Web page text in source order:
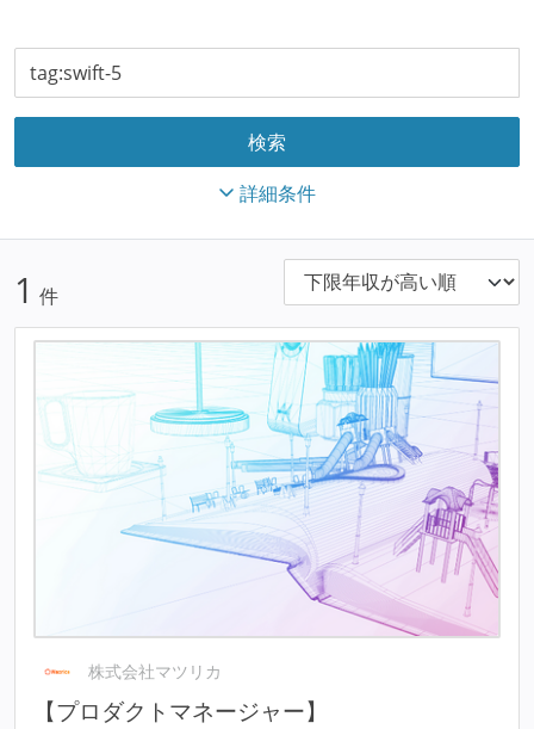
詳細条件
1 件
株式会社マツリカ
【プロダクトマネージャー】